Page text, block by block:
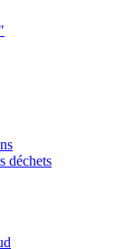
déchets